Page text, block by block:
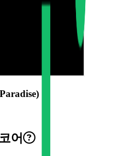
어